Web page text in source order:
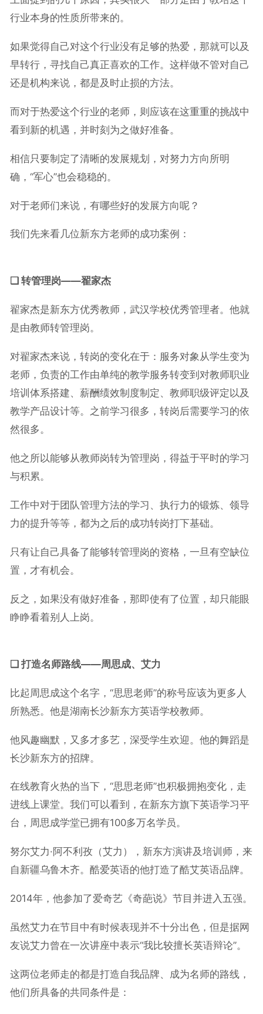
行业本身的性质所带来的。
如果觉得自己对这个行业没有足够的热爱，那就可以及
早转行，寻找自己真正喜欢的工作。这样做不管对自己
还是机构来说，都是及时止损的方法。
而对于热爱这个行业的老师，则应该在这重重的挑战中
看到新的机遇，并时刻为之做好准备。
相信只要制定了清晰的发展规划，对努力方向所明
确，“军心”也会稳稳的。
对于老师们来说，有哪些好的发展方向呢？
我们先来看几位新东方老师的成功案例：
❑ 转管理岗——翟家杰
翟家杰是新东方优秀教师，武汉学校优秀管理者。他就
是由教师转管理岗。
对翟家杰来说，转岗的变化在于：服务对象从学生变为
老师，负责的工作由单纯的教学服务转变到对教师职业
培训体系搭建、薪酬绩效制度制定、教师职级评定以及
教学产品设计等。之前学习很多，转岗后需要学习的依
然很多。
他之所以能够从教师岗转为管理岗，得益于平时的学习
与积累。
工作中对于团队管理方法的学习、执行力的锻炼、领导
力的提升等等，都为之后的成功转岗打下基础。
只有让自己具备了能够转管理岗的资格，一旦有空缺位
置，才有机会。
反之，如果没有做好准备，那即使有了位置，却只能眼
睁睁看着别人上岗。
❑ 打造名师路线——周思成、艾力
比起周思成这个名字，“思思老师”的称号应该为更多人
所熟悉。他是湖南长沙新东方英语学校教师。
他风趣幽默，又多才多艺，深受学生欢迎。他的舞蹈是
长沙新东方的招牌。
在线教育火热的当下，“思思老师”也积极拥抱变化，走
进线上课堂。我们可以看到，在新东方旗下英语学习平
台，周思成学堂已拥有100多万名学员。
努尔艾力·阿不利孜（艾力），新东方演讲及培训师，来
自新疆乌鲁木齐。酷爱英语的他打造了酷艾英语品牌。
2014年，他参加了爱奇艺《奇葩说》节目并进入五强。
虽然艾力在节目中有时候表现并不十分出色，但是据网
友说艾力曾在一次讲座中表示“我比较擅长英语辩论”。
这两位老师走的都是打造自我品牌、成为名师的路线，
他们所具备的共同条件是：